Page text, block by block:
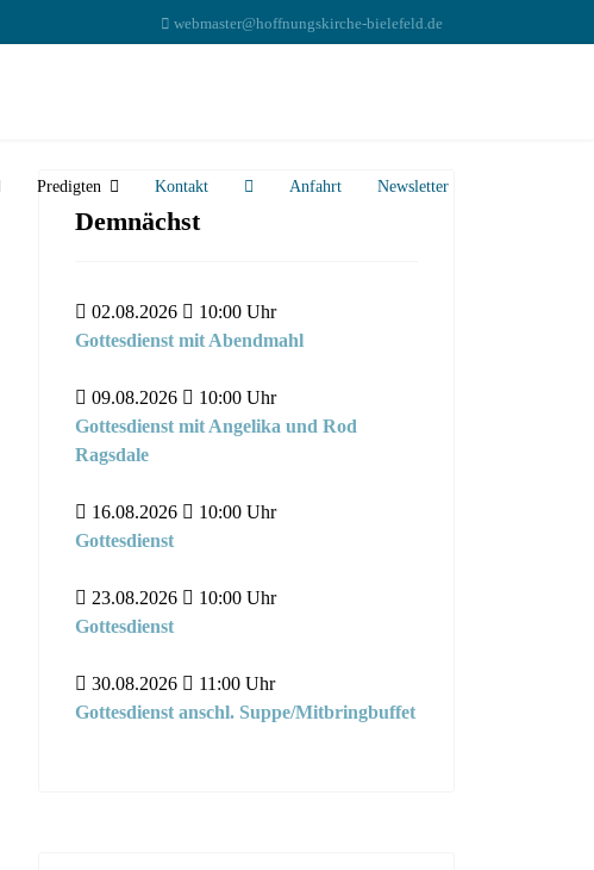
webmaster@hoffnungskirche-bielefeld.de
Predigten Kontakt Anfahrt Newsletter
Demnächst
02.08.2026 10:00 Uhr
Gottesdienst mit Abendmahl
09.08.2026 10:00 Uhr
Gottesdienst mit Angelika und Rod
Ragsdale
16.08.2026 10:00 Uhr
Gottesdienst
23.08.2026 10:00 Uhr
Gottesdienst
30.08.2026 11:00 Uhr
Gottesdienst anschl. Suppe/Mitbringbuffet